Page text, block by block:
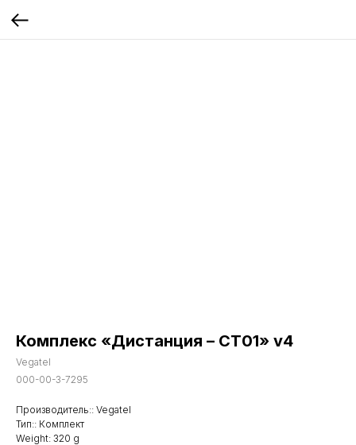
Комплекс «Дистанция – СТ01» v4
Vegatel
000-00-3-7295
Производитель:: Vegatel
Тип:: Комплект
Weight: 320 g